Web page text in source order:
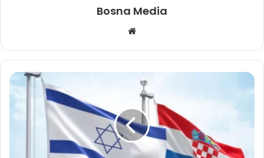
Bosna Media
Website